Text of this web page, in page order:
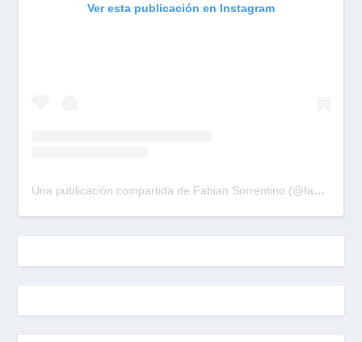
Ver esta publicación en Instagram
Una publicación compartida de Fabian Sorrentino (@fabiansonria)